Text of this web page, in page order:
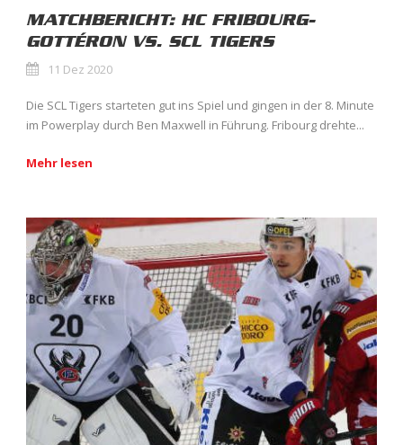
MATCHBERICHT: HC FRIBOURG-
GOTTÉRON VS. SCL TIGERS
11 Dez 2020
Die SCL Tigers starteten gut ins Spiel und gingen in der 8. Minute
im Powerplay durch Ben Maxwell in Führung. Fribourg drehte...
Mehr lesen